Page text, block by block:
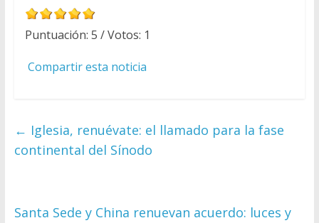
Puntuación: 5 / Votos: 1
Compartir esta noticia
← Iglesia, renuévate: el llamado para la fase
continental del Sínodo
Santa Sede y China renuevan acuerdo: luces y